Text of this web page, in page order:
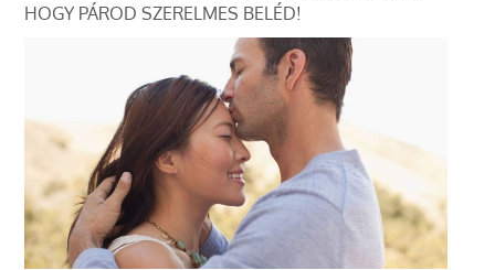
HOGY PÁROD SZERELMES BELÉD!